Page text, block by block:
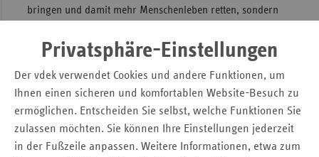
Privatsphäre-Einstellungen
Der vdek verwendet Cookies und andere Funktionen, um
Ihnen einen sicheren und komfortablen Website-Besuch zu
ermöglichen. Entscheiden Sie selbst, welche Funktionen Sie
zulassen möchten. Sie können Ihre Einstellungen jederzeit
in der Fußzeile anpassen. Weitere Informationen, etwa zum
bringen und damit mehr Menschenleben retten, sondern
Verbände sind überzeugt: "Die Kosten für die dringend
notwendige Umrüstung der Feuerwehr- und
Rettungsleitstellen auf den Digitalfunk könnten bei einer
Verringerung von derzeit landesweit 32 auf sinnvolle 8
Leitstellen ebenfalls auf eine Viertel reduziert werden. Je
Leitstelle sind 330.000 Euro an Umrüstkosten zu erwarten.
Stadt- und Landkreise könnten so fast acht Millionen Euro